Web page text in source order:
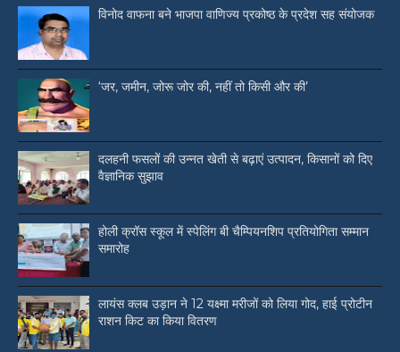
विनोद वाफना बने भाजपा वाणिज्य प्रकोष्ठ के प्रदेश सह संयोजक
‘जर, जमीन, जोरू जोर की, नहीं तो किसी और की’
दलहनी फसलों की उन्नत खेती से बढ़ाएं उत्पादन, किसानों को दिए
वैज्ञानिक सुझाव
होली क्रॉस स्कूल में स्पेलिंग बी चैम्पियनशिप प्रतियोगिता सम्मान
समारोह
लायंस क्लब उड़ान ने 12 यक्ष्मा मरीजों को लिया गोद, हाई प्रोटीन
राशन किट का किया वितरण